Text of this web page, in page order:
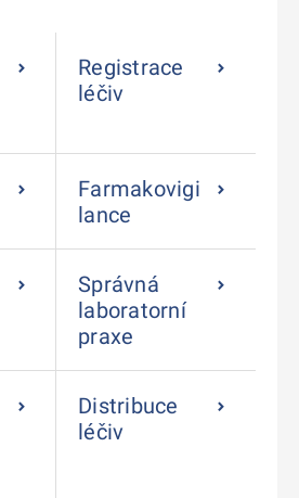
Registrace
léčiv
Farmakovigi
lance
Správná
laboratorní
praxe
Distribuce
léčiv